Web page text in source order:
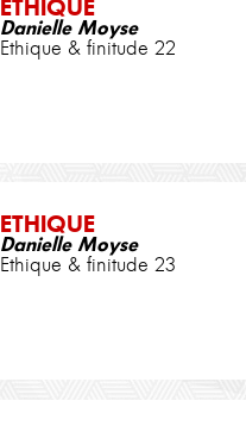
ETHIQUE
Danielle Moyse
Ethique & finitude 22
ETHIQUE
Danielle Moyse
Ethique & finitude 23